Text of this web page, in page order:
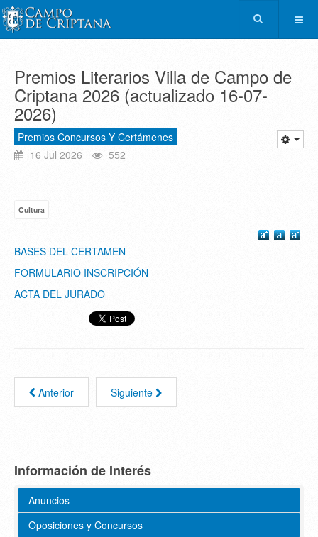
Premios Literarios Villa de Campo de
Criptana 2026 (actualizado 16-07-
2026)
Premios Concursos Y Certámenes
16 Jul 2026
552
Cultura
BASES DEL CERTAMEN
FORMULARIO INSCRIPCIÓN
ACTA DEL JURADO
Anterior Siguiente
Información de Interés
Anuncios
Oposiciones y Concursos